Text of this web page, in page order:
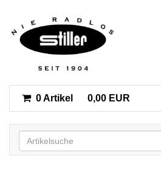
0 Artikel 0,00 EUR